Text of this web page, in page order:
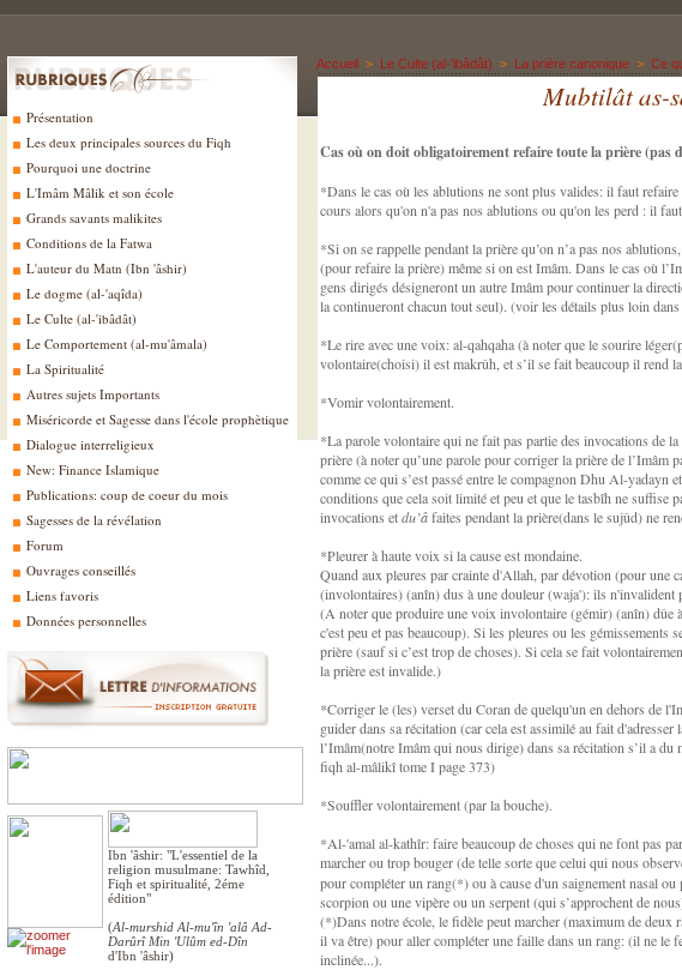
Présentation
Les deux principales sources du Fiqh
Pourquoi une doctrine
L'Imâm Mâlik et son école
Grands savants malikites
Conditions de la Fatwa
L'auteur du Matn (Ibn 'âshir)
Le dogme (al-'aqîda)
Le Culte (al-'ibâdât)
Le Comportement (al-mu'âmala)
La Spiritualité
Autres sujets Importants
Miséricorde et Sagesse dans l'école prophètique
Dialogue interreligieux
New: Finance Islamique
Publications: coup de coeur du mois
Sagesses de la révélation
Forum
Ouvrages conseillés
Liens favoris
Données personnelles
Ibn 'âshir: "L'essentiel de la
religion musulmane: Tawhîd,
Fiqh et spiritualité, 2éme
édition"
(Al-murshid Al-mu'în 'alâ Ad-
Darûrî Min 'Ulûm ed-Dîn
d'Ibn 'âshir)
Accueil > Le Culte (al-'ibâdât) > La prière canonique > Ce
Mubtilât as-
Cas où on doit obligatoirement refaire toute la prière
*Dans le cas où les ablutions ne sont plus valides: il faut
cours alors qu'on n'a pas nos ablutions ou qu'on les perd : il
*Si on se rappelle pendant la prière qu’on n’a pas nos
(pour refaire la prière) même si on est Imâm. Dans le cas où
gens dirigés désigneront un autre Imâm pour continuer la
la continueront chacun tout seul). (voir les détails plus loin
*Le rire avec une voix: al-qahqaha (à noter que le sourire
volontaire(choisi) il est makrûh, et s’il se fait beaucoup il rend
*Vomir volontairement.
*La parole volontaire qui ne fait pas partie des invocations de
prière (à noter qu’une parole pour corriger la prière de l’Imâm
comme ce qui s’est passé entre le compagnon Dhu Al-yadayn
conditions que cela soit limité et peu et que le tasbîh ne suffise
invocations etdu’âfaites pendant la prière(dans le sujûd) ne
*Pleurer à haute voix si la cause est mondaine.
Quand aux pleures par crainte d'Allah, par dévotion (pour une
(involontaires) (anîn) dus à une douleur (waja'): ils n'invalident
(A noter que produire une voix involontaire (gémir) (anîn) dûe
c'est peu et pas beaucoup). Si les pleures ou les gémissements
prière (sauf si c’est trop de choses). Si cela se fait
la prière est invalide.)
*Corriger le (les) verset du Coran de quelqu'un en dehors de
guider dans sa récitation (car cela est assimilé au fait
l’Imâm(notre Imâm qui nous dirige) dans sa récitation s’il a
fiqh al-mâlikî tome I page 373)
*Souffler volontairement (par la bouche).
*Al-'amal al-kathîr: faire beaucoup de choses qui ne font pas
marcher ou trop bouger (de telle sorte que celui qui nous
pour compléter un rang(*) ou à cause d'un saignement nasal
scorpion ou une vipère ou un serpent (qui s’approchent de
(*)Dans notre école, le fidèle peut marcher (maximum de deux
il va être) pour aller compléter une faille dans un rang: (il ne le
inclinée...).